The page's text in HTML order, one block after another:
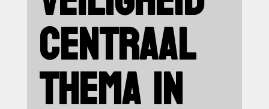
CENTRAAL
THEMA IN